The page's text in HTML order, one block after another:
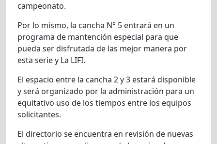
campeonato.
Por lo mismo, la cancha N° 5 entrará en un
programa de mantención especial para que
pueda ser disfrutada de las mejor manera por
esta serie y La LIFI.
El espacio entre la cancha 2 y 3 estará disponible
y será organizado por la administración para un
equitativo uso de los tiempos entre los equipos
solicitantes.
El directorio se encuentra en revisión de nuevas